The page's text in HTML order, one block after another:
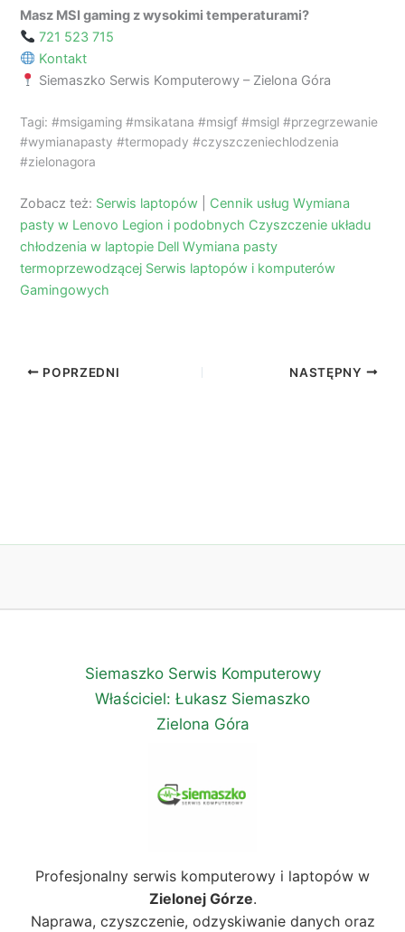
Masz MSI gaming z wysokimi temperaturami?
721 523 715
Kontakt
Siemaszko Serwis Komputerowy – Zielona Góra
Tagi: #msigaming #msikatana #msigf #msigl #przegrzewanie
#wymianapasty #termopady #czyszczeniechlodzenia
#zielonagora
Zobacz też: Serwis laptopów Cennik usług Wymiana
pasty w Lenovo Legion i podobnych Czyszczenie układu
chłodzenia w laptopie Dell Wymiana pasty
termoprzewodzącej Serwis laptopów i komputerów
Gamingowych
POPRZEDNI NASTĘPNY
Siemaszko Serwis Komputerowy
Właściciel: Łukasz Siemaszko
Zielona Góra
Profesjonalny serwis komputerowy i laptopów w
Zielonej Górze.
Naprawa, czyszczenie, odzyskiwanie danych oraz